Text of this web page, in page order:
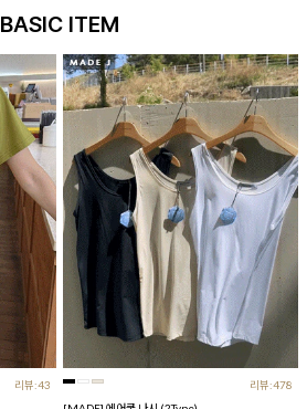
BASIC ITEM
리뷰:43
리뷰:478